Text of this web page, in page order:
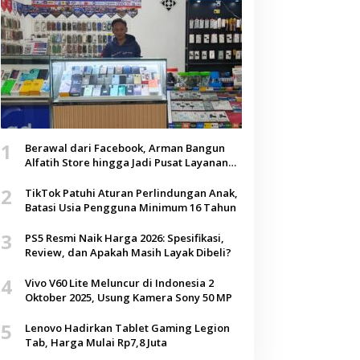
1
Berawal dari Facebook, Arman Bangun
Alfatih Store hingga Jadi Pusat Layanan
2
TikTok Patuhi Aturan Perlindungan Anak,
Batasi Usia Pengguna Minimum 16 Tahun
3
PS5 Resmi Naik Harga 2026: Spesifikasi,
Review, dan Apakah Masih Layak Dibeli?
4
Vivo V60 Lite Meluncur di Indonesia 2
Oktober 2025, Usung Kamera Sony 50 MP
5
Lenovo Hadirkan Tablet Gaming Legion
Tab, Harga Mulai Rp7,8 Juta